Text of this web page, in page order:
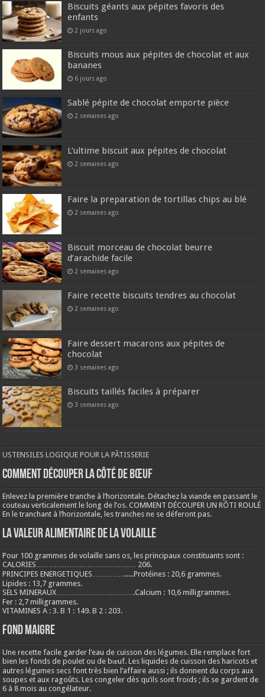
Biscuits géants aux pépites favoris des
enfants
2 jours ago
Biscuits mous aux pépites de chocolat et aux
bananes
6 jours ago
Sablé pépite de chocolat emporte pièce
2 semaines ago
L’ultime biscuit aux pépites de chocolat
2 semaines ago
Faire la preparation de tortillas chips au blé
2 semaines ago
Biscuit morceau de chocolat beurre
d’arachide facile
2 semaines ago
Faire recette biscuits tendres au chocolat
2 semaines ago
Faire dessert macarons aux pépites de
chocolat
3 semaines ago
Biscuits taillés faciles à préparer
3 semaines ago
USTENSILES LOGIQUE POUR LA PÂTISSERIE
COMMENT DÉCOUPER LA CÔTÉ DE BŒUF
Enlevez la première tranche à l’horizontale. Détachez la viande en passant le
couteau verticalement le long de l’os. COMMENT DÉCOUPER UN RÔTI ROULÉ
En le tranchant à l’horizontale, les tranches ne se déferont pas.
LA VALEUR ALIMENTAIRE DE LA VOLAILLE
Pour 100 grammes de volaille sans os, les principaux constituants sont :
CALORIES………………………………… 206.
PRINCIPES ENERGETIQUES…………......Protéines : 20,6 grammes.
Lipides : 13,7 grammes.
SELS MINERAUX………………………….Calcium : 10,6 milligrammes.
Fer : 2,7 milligrammes.
VITAMINES A : 3. B 1 : 149. B 2 : 203.
Fond maigre
Une recette facile garder l’eau de cuisson des légumes. Elle remplace fort
bien les fonds de poulet ou de bœuf. Les liquides de cuisson des haricots et
autres légumes secs font très bien l’affaire aussi ; ils donnent du corps aux
soupes et aux ragoûts. Les congeler dès qu’ils sont froids ; ils se gardent de
6 à 8 mois au congélateur.